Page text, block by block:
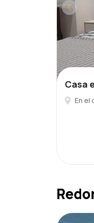
Casa
En el